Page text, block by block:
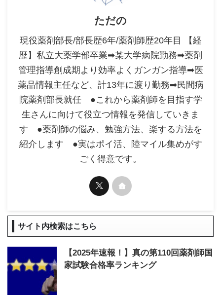
ただの
現役薬剤部長/部長歴6年/薬剤師歴20年目 【経
歴】私立大薬学部卒業➡某大学病院勤務➡薬剤
管理指導創成期より効率よくガンガン指導➡医
薬品情報主任など、計13年に渡り勤務➡民間病
院薬剤部長就任 ●これから薬剤師を目指す学
生さんに向けて役立つ情報を発信していきま
す ●薬剤師の悩み、勉強方法、楽する方法を
紹介します ●実はポイ活、陸マイル集めがす
ごく得意です。
サイト内検索はこちら
【2025年速報！】真の第110回薬剤師国
家試験合格率ランキング